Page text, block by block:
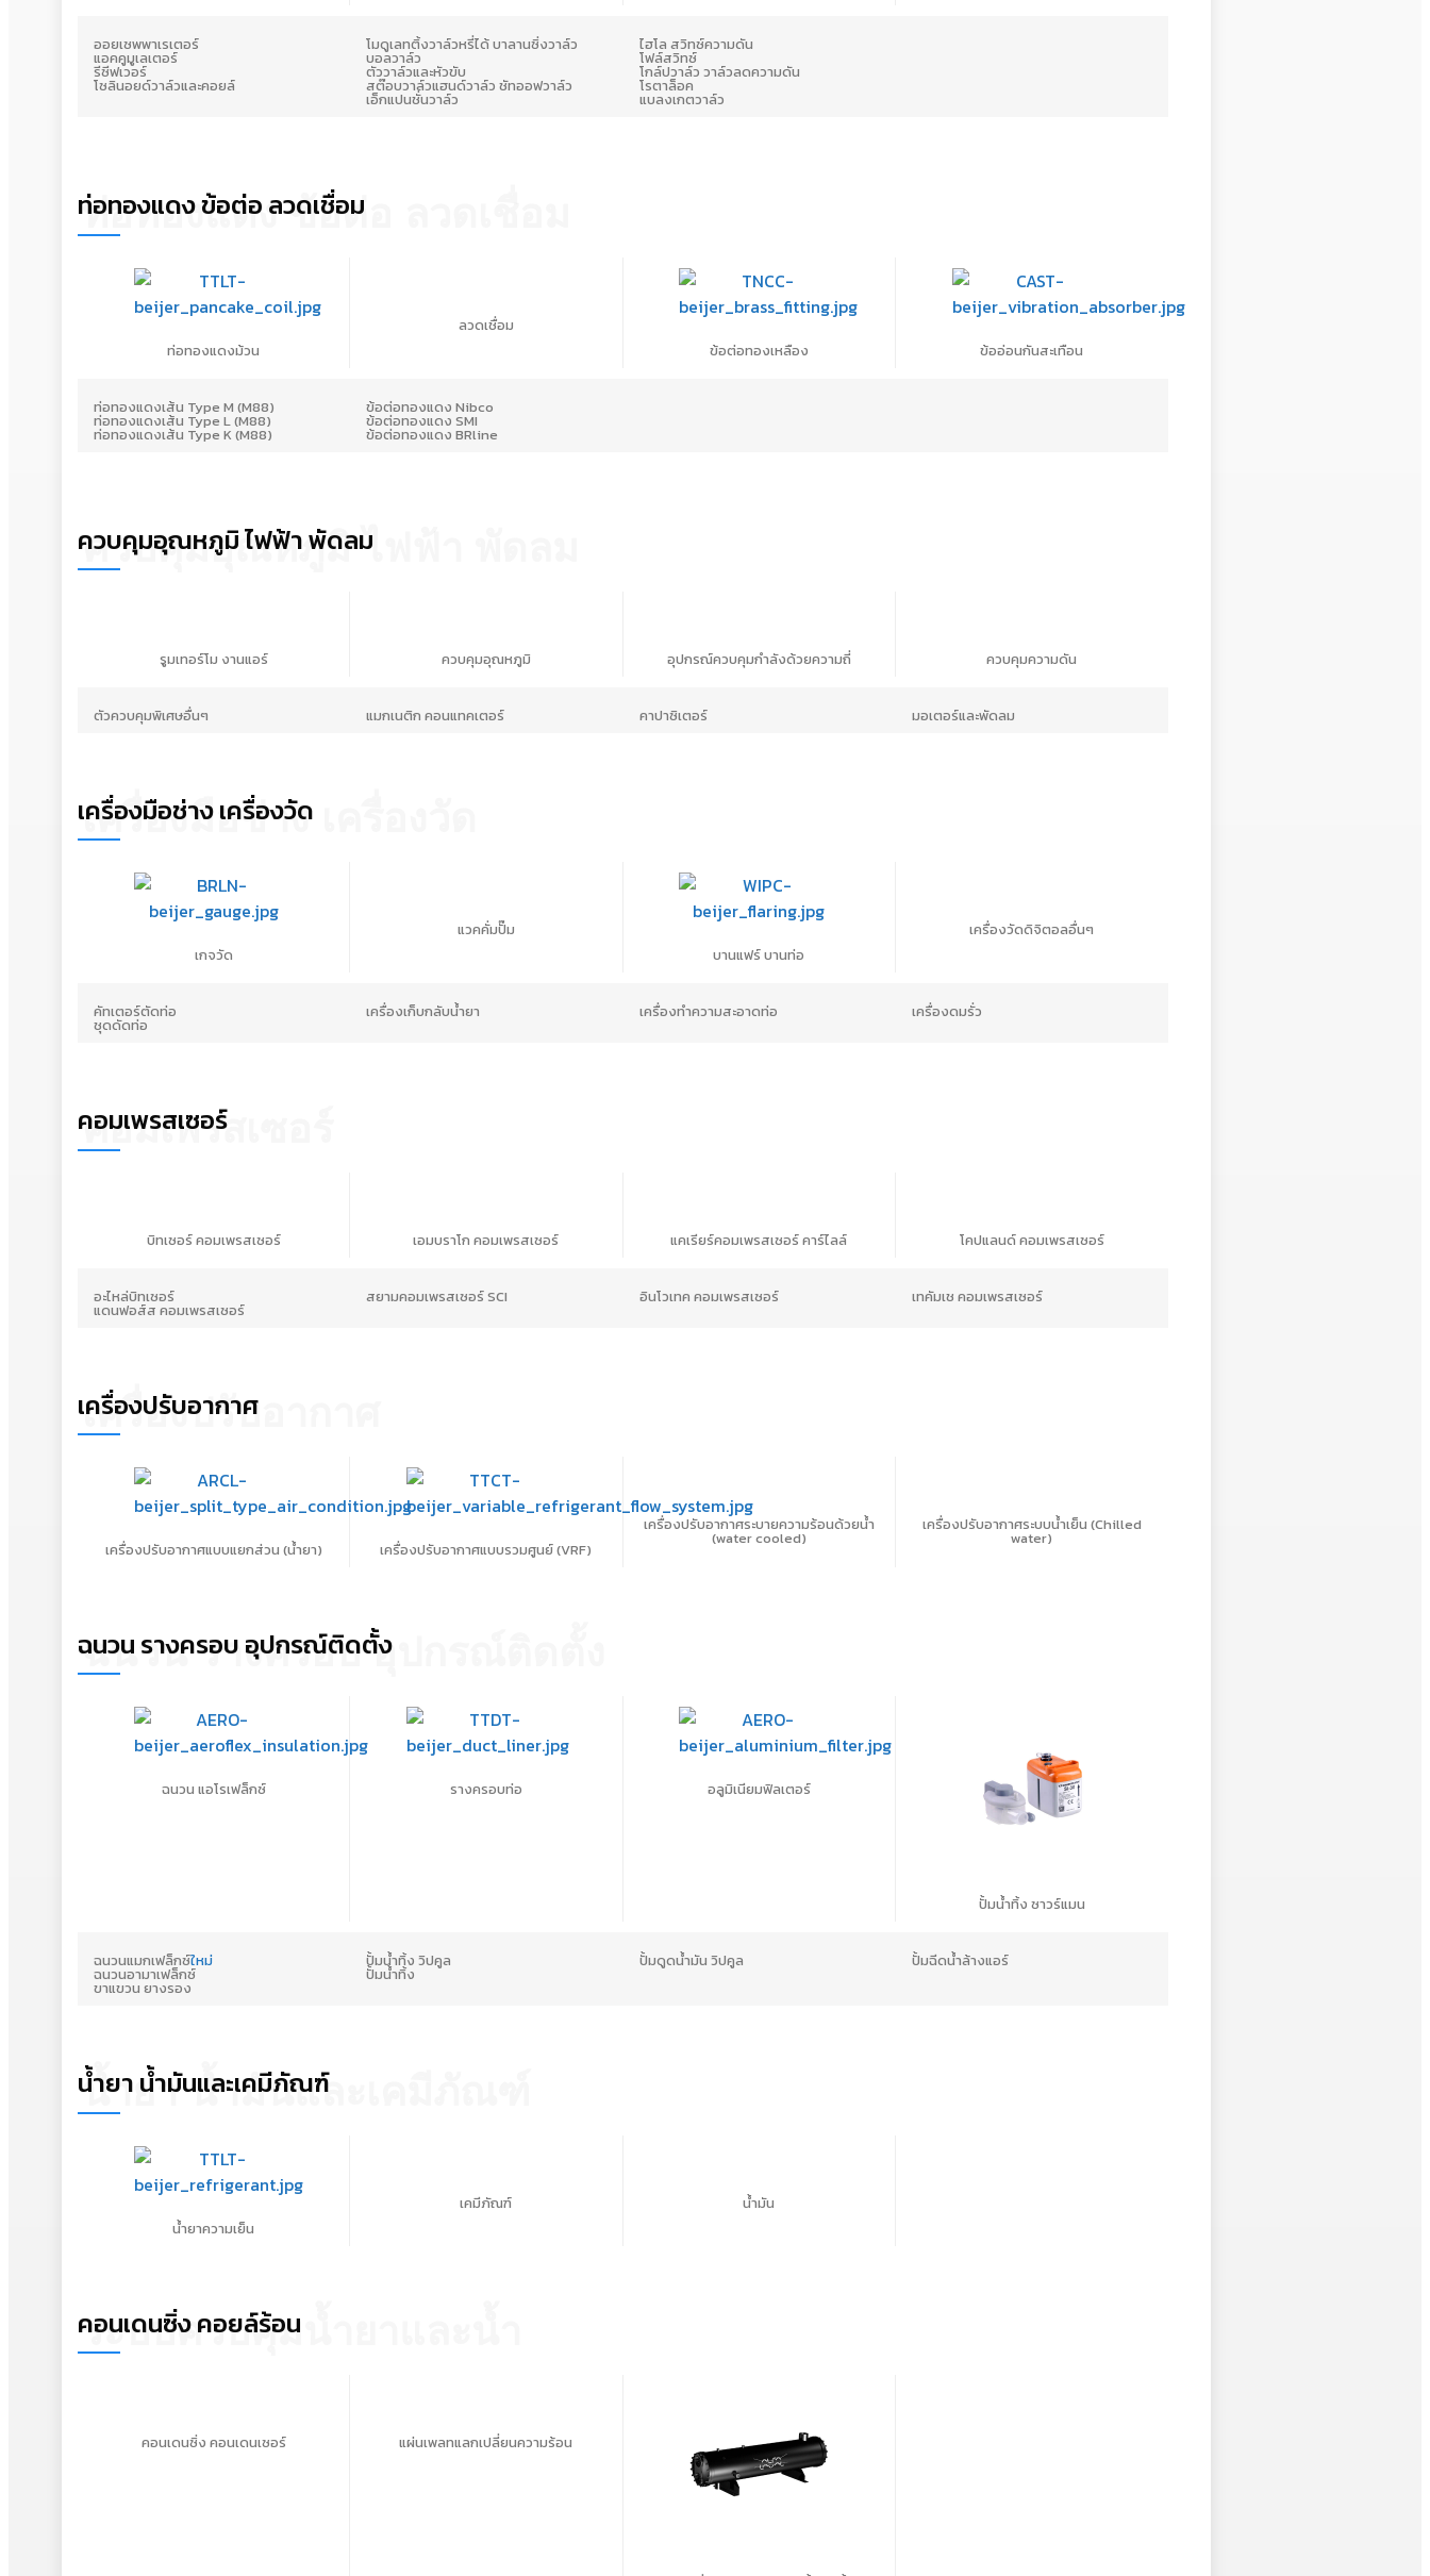
ออยเซพพาเรเตอร์
แอคคูมูเลเตอร์
รีซีฟเวอร์
โซลินอยด์วาล์วและคอยล์
โมดูเลทติ้งวาล์วหรี่ได้ บาลานซิ่งวาล์ว
บอลวาล์ว
ตัววาล์วและหัวขับ
สต๊อบวาล์วแฮนด์วาล์ว ชัทออฟวาล์ว
เอ็กแปนชั่นวาล์ว
ไฮโล สวิทซ์ความดัน
โฟล์สวิทซ์
โกล์ปวาล์ว วาล์วลดความดัน
โรตาล็อค
แบลงเกตวาล์ว
ท่อทองแดง ข้อต่อ ลวดเชื่อม
ท่อทองแดง ข้อต่อ ลวดเชื่อม
ท่อทองแดงม้วน
ลวดเชื่อม
ข้อต่อทองเหลือง
ข้ออ่อนกันสะเทือน
ท่อทองแดงเส้น Type M (M88)
ท่อทองแดงเส้น Type L (M88)
ท่อทองแดงเส้น Type K (M88)
ข้อต่อทองแดง Nibco
ข้อต่อทองแดง SMI
ข้อต่อทองแดง BRline
ควบคุมอุณหภูมิ ไฟฟ้า พัดลม
ควบคุมอุณหภูมิ ไฟฟ้า พัดลม
รูมเทอร์โม งานแอร์ ควบคุมอุณหภูมิ อุปกรณ์ควบคุมกำลังด้วยความถี่ ควบคุมความดัน
ตัวควบคุมพิเศษอื่นๆ แมกเนติก คอนแทคเตอร์ คาปาซิเตอร์ มอเตอร์และพัดลม
เครื่องมือช่าง เครื่องวัด
เครื่องมือช่าง เครื่องวัด
เกจวัด
แวคคั่มปั๊ม
บานแฟร์ บานท่อ
เครื่องวัดดิจิตอลอื่นๆ
คัทเตอร์ตัดท่อ
ชุดดัดท่อ
เครื่องเก็บกลับน้ำยา เครื่องทำความสะอาดท่อ เครื่องดมรั่ว
คอมเพรสเซอร์
คอมเพรสเซอร์
บิทเซอร์ คอมเพรสเซอร์ เอมบราโก คอมเพรสเซอร์ แคเรียร์คอมเพรสเซอร์ คาร์ไลล์ โคปแลนด์ คอมเพรสเซอร์
อะไหล่บิทเซอร์
แดนฟอส์ส คอมเพรสเซอร์
สยามคอมเพรสเซอร์ SCI อินโวเทค คอมเพรสเซอร์ เทคัมเช คอมเพรสเซอร์
เครื่องปรับอากาศ
เครื่องปรับอากาศ
เครื่องปรับอากาศแบบแยกส่วน (น้ำยา) เครื่องปรับอากาศแบบรวมศูนย์ (VRF)
เครื่องปรับอากาศระบายความร้อนด้วยน้ำ
(water cooled)
เครื่องปรับอากาศระบบน้ำเย็น (Chilled
water)
ฉนวน รางครอบ อุปกรณ์ติดตั้ง
ฉนวน รางครอบ อุปกรณ์ติดตั้ง
ฉนวน แอโรเฟล็กซ์ รางครอบท่อ อลูมิเนียมฟิลเตอร์
ปั้มน้ำทิ้ง ซาวร์แมน
ฉนวนแมกเฟล็กซ์ใหม่
ฉนวนอามาเฟล็กซ์
ขาแขวน ยางรอง
ปั้มน้ำทิ้ง วิปคูล
ปั้มน้ำทิ้ง
ปั้มดูดน้ำมัน วิปคูล ปั้มฉีดน้ำล้างแอร์
น้ำยา น้ำมันและเคมีภัณฑ์
น้ำยา น้ำมันและเคมีภัณฑ์
น้ำยาความเย็น
เคมีภัณฑ์ น้ำมัน
ระบบควบคุมน้ำยาและน้ำ
คอนเดนซิ่ง คอยล์ร้อน
คอนเดนซิ่ง คอนเดนเซอร์ แผ่นเพลทแลกเปลี่ยนความร้อน